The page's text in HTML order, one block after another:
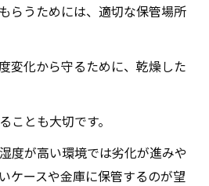
らうためには、適切な保管場所
変化から守るために、乾燥した
ことも大切です。
度が高い環境では劣化が進みや
ケースや金庫に保管するのが望